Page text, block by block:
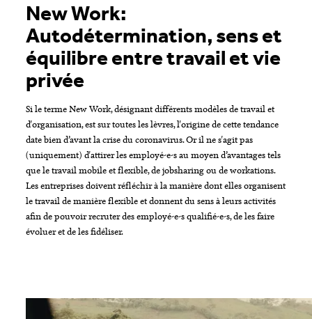
New Work:
Autodétermination, sens et
équilibre entre travail et vie
privée
Si le terme New Work, désignant différents modèles de travail et
d'organisation, est sur toutes les lèvres, l'origine de cette tendance
date bien d’avant la crise du coronavirus. Or il ne s'agit pas
(uniquement) d'attirer les employé-e-s au moyen d’avantages tels
que le travail mobile et flexible, de jobsharing ou de workations.
Les entreprises doivent réfléchir à la manière dont elles organisent
le travail de manière flexible et donnent du sens à leurs activités
afin de pouvoir recruter des employé-e-s qualifié-e-s, de les faire
évoluer et de les fidéliser.